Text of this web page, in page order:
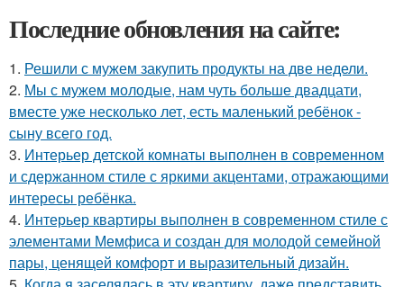
Последние обновления на сайте:
1. Решили с мужем закупить продукты на две недели.
2. Мы с мужем молодые, нам чуть больше двадцати,
вместе уже несколько лет, есть маленький ребёнок -
сыну всего год.
3. Интерьер детской комнаты выполнен в современном
и сдержанном стиле с яркими акцентами, отражающими
интересы ребёнка.
4. Интерьер квартиры выполнен в современном стиле с
элементами Мемфиса и создан для молодой семейной
пары, ценящей комфорт и выразительный дизайн.